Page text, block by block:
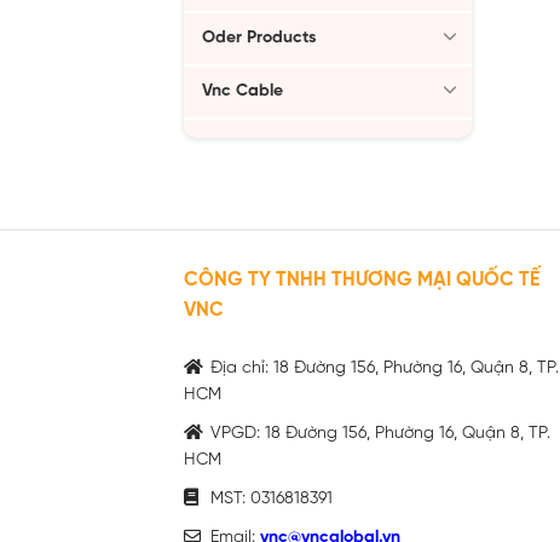
Oder Products
Vnc Cable
CÔNG TY TNHH THƯƠNG MẠI QUỐC TẾ
VNC
Địa chỉ: 18 Đường 156, Phường 16, Quận 8, TP.
HCM
VPGD: 18 Đường 156, Phường 16, Quận 8, TP.
HCM
MST: 0316818391
Email: vnc@vncglobal.vn